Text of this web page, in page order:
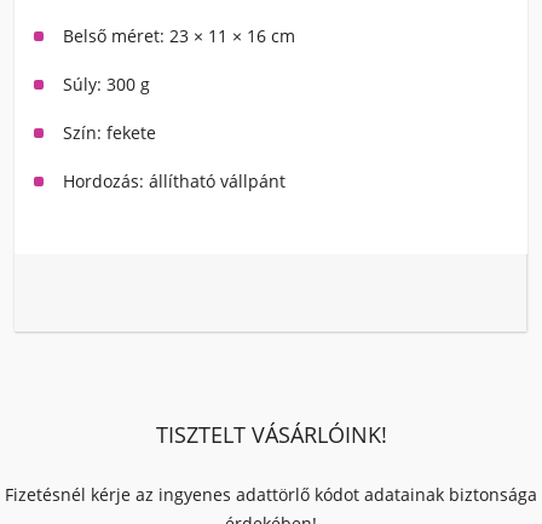
Belső méret: 23 × 11 × 16 cm
Súly: 300 g
Szín: fekete
Hordozás: állítható vállpánt
TISZTELT VÁSÁRLÓINK!
Fizetésnél kérje az ingyenes adattörlő kódot adatainak biztonsága